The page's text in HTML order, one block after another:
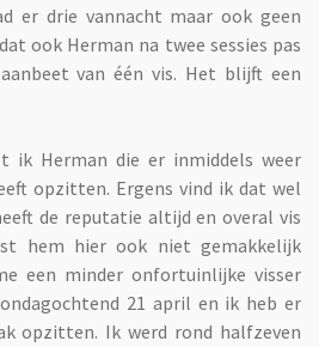
er drie vannacht maar ook geen
ook Herman na twee sessies pas
van één vis. Het blijft een
ik Herman die er inmiddels weer
opzitten. Ergens vind ik dat wel
de reputatie altijd en overal vis
hem hier ook niet gemakkelijk
een minder onfortuinlijke visser
21 april en ik heb er
opzitten. Ik werd rond halfzeven